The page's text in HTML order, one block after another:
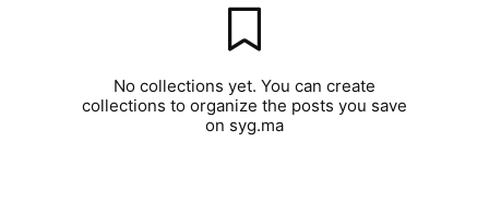
No collections yet. You can create
collections to organize the posts you save
on syg.ma